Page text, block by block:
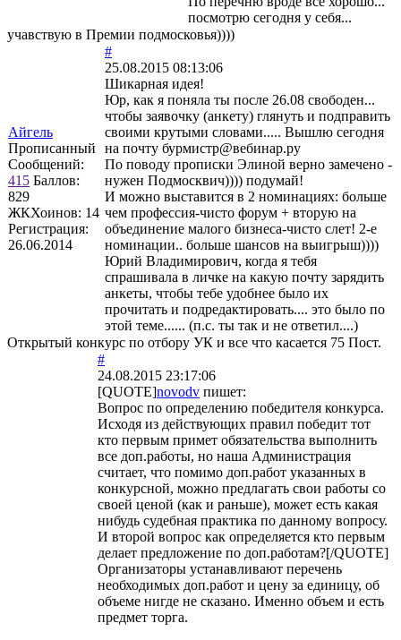
посмотрю сегодня у себя...
учавствую в Премии подмосковья))))
Айгель
Прописанный
Сообщений:
415 Баллов:
829
ЖКХоинов: 14
Регистрация:
26.06.2014
#
25.08.2015 08:13:06
Шикарная идея!
Юр, как я поняла ты после 26.08 свободен...
чтобы заявочку (анкету) глянуть и подправить
своими крутыми словами..... Вышлю сегодня
на почту бурмистр@вебинар.ру
По поводу прописки Элиной верно замечено -
нужен Подмосквич)))) подумай!
И можно выставится в 2 номинациях: больше
чем профессия-чисто форум + вторую на
объединение малого бизнеса-чисто слет! 2-е
номинации.. больше шансов на выигрыш))))
Юрий Владимирович, когда я тебя
спрашивала в личке на какую почту зарядить
анкеты, чтобы тебе удобнее было их
прочитать и подредактировать.... это было по
этой теме...... (п.с. ты так и не ответил....)
Открытый конкурс по отбору УК и все что касается 75 Пост.
#
24.08.2015 23:17:06
[QUOTE]novodv пишет:
Вопрос по определению победителя конкурса.
Исходя из действующих правил победит тот
кто первым примет обязательства выполнить
все доп.работы, но наша Администрация
считает, что помимо доп.работ указанных в
конкурсной, можно предлагать свои работы со
своей ценой (как и раньше), может есть какая
нибудь судебная практика по данному вопросу.
И второй вопрос как определяется кто первым
делает предложение по доп.работам?[/QUOTE]
Организаторы устанавливают перечень
необходимых доп.работ и цену за единицу, об
объеме нигде не сказано. Именно объем и есть
предмет торга.